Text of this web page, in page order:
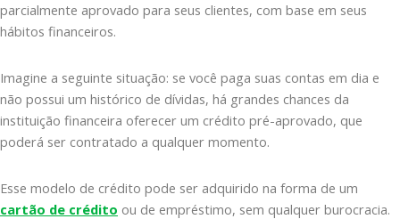
parcialmente aprovado para seus clientes, com base em seus
hábitos financeiros.
Imagine a seguinte situação: se você paga suas contas em dia e
não possui um histórico de dívidas, há grandes chances da
instituição financeira oferecer um crédito pré-aprovado, que
poderá ser contratado a qualquer momento.
Esse modelo de crédito pode ser adquirido na forma de um
cartão de crédito ou de empréstimo, sem qualquer burocracia.